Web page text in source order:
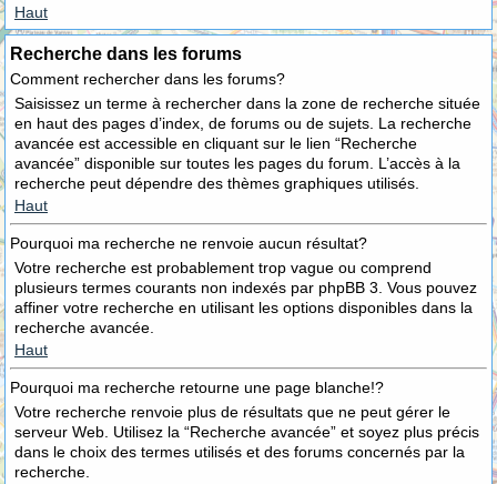
Haut
Recherche dans les forums
Comment rechercher dans les forums?
Saisissez un terme à rechercher dans la zone de recherche située
en haut des pages d’index, de forums ou de sujets. La recherche
avancée est accessible en cliquant sur le lien “Recherche
avancée” disponible sur toutes les pages du forum. L’accès à la
recherche peut dépendre des thèmes graphiques utilisés.
Haut
Pourquoi ma recherche ne renvoie aucun résultat?
Votre recherche est probablement trop vague ou comprend
plusieurs termes courants non indexés par phpBB 3. Vous pouvez
affiner votre recherche en utilisant les options disponibles dans la
recherche avancée.
Haut
Pourquoi ma recherche retourne une page blanche!?
Votre recherche renvoie plus de résultats que ne peut gérer le
serveur Web. Utilisez la “Recherche avancée” et soyez plus précis
dans le choix des termes utilisés et des forums concernés par la
recherche.